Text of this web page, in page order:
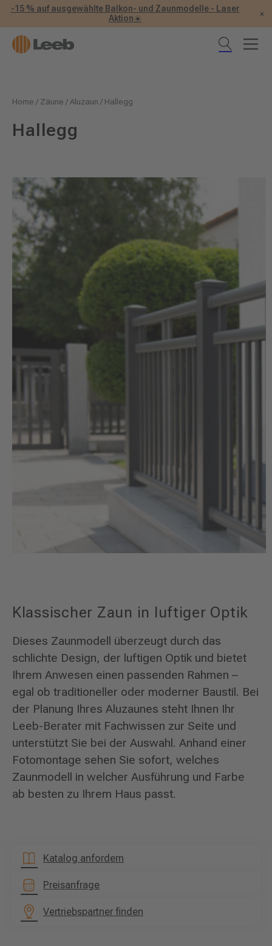
-15 % auf ausgewählte Balkon- und Zaunmodelle - Laser
Aktion☀️
×
Home / Zäune /Aluzaun / Hallegg
Hallegg
Klassischer Zaun in luftiger Optik
Dieses Zaunmodell überzeugt durch das
schlichte Design, der luftigen Optik und bietet
Ihrem Anwesen einen passenden Rahmen –
egal ob traditioneller oder moderner Baustil. Bei
der Planung Ihres Aluzaunes steht Ihnen Ihr
Leeb-Berater mit Fachwissen zur Seite und
unterstützt Sie bei der Auswahl. Anhand einer
Fotomontage sehen Sie sofort, welches
Zaunmodell in welcher Ausführung und Farbe
ab besten zu Ihrem Haus passt.
Katalog anfordern
Preisanfrage
Vertriebspartner finden